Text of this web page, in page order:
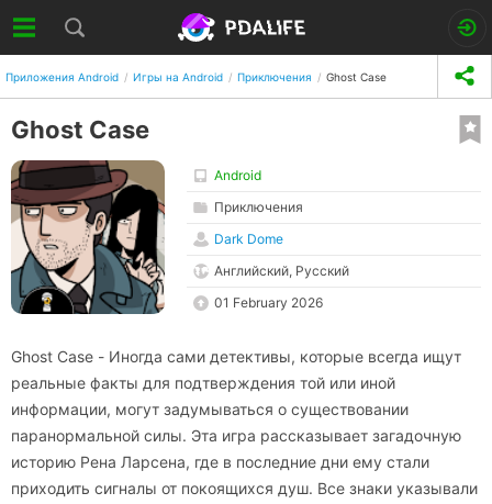
Приложения Android Игры на Android Приключения Ghost Case
Ghost Case
Android
Приключения
Dark Dome
Английский, Русский
01 February 2026
Ghost Case - Иногда сами детективы, которые всегда ищут
реальные факты для подтверждения той или иной
информации, могут задумываться о существовании
паранормальной силы. Эта игра рассказывает загадочную
историю Рена Ларсена, где в последние дни ему стали
приходить сигналы от покоящихся душ. Все знаки указывали